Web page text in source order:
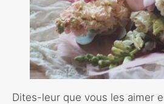
Dites-leur que vous les aimer